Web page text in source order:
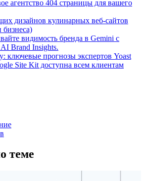
агентство 404 страницы для вашего
дизайнов кулинарных веб-сайтов
бизнеса)
видимость бренда в Gemini с
Brand Insights.
ключевые прогнозы экспертов Yoast
Site Kit доступна всем клиентам
теме